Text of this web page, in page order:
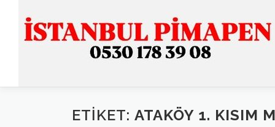
ETIKET: ATAKÖY 1. KISIM